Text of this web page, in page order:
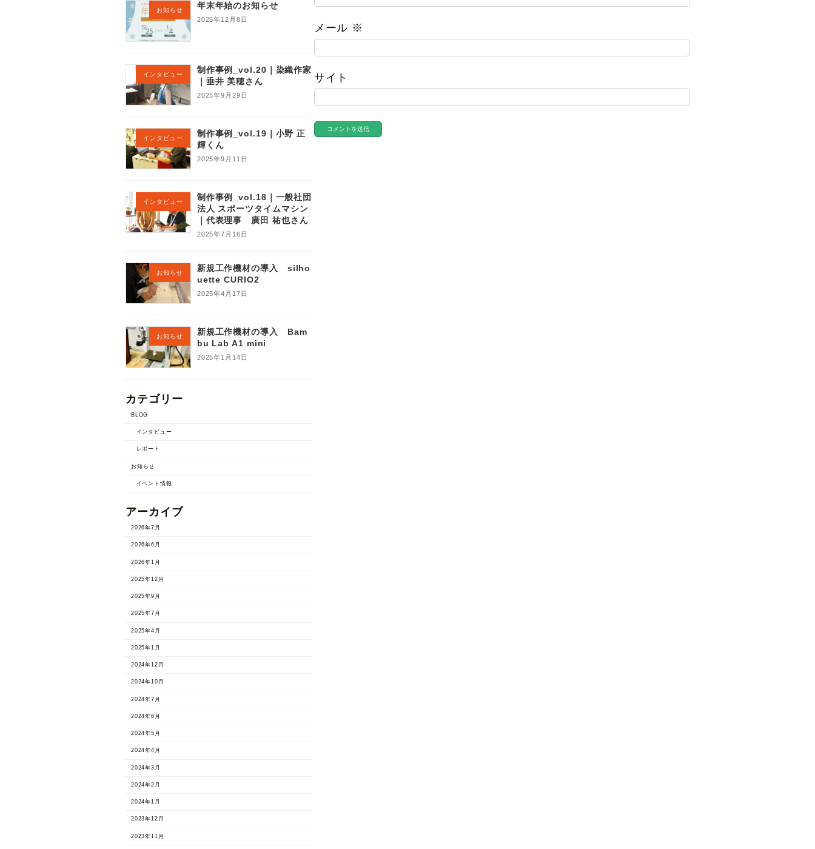
メール ※
サイト
お知らせ 年末年始のお知らせ
2025年12月8日
インタビュー
制作事例_vol.20｜染織作家
｜垂井 美穂さん
2025年9月29日
インタビュー
制作事例_vol.19｜小野 正
輝くん
2025年9月11日
インタビュー
制作事例_vol.18｜一般社団
法人 スポーツタイムマシン
｜代表理事 廣田 祐也さん
2025年7月16日
お知らせ
新規工作機材の導入 silho
uette CURIO2
2025年4月17日
お知らせ
新規工作機材の導入 Bam
bu Lab A1 mini
2025年1月14日
カテゴリー
BLOG
インタビュー
レポート
お知らせ
イベント情報
アーカイブ
2026年7月
2026年6月
2026年1月
2025年12月
2025年9月
2025年7月
2025年4月
2025年1月
2024年12月
2024年10月
2024年7月
2024年6月
2024年5月
2024年4月
2024年3月
2024年2月
2024年1月
2023年12月
2023年11月